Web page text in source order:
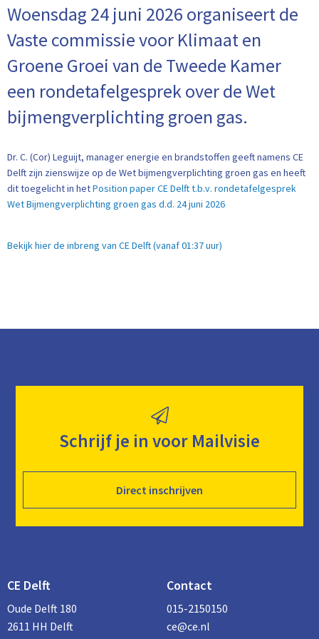
Woensdag 24 juni 2026 organiseert de
Vaste commissie voor Klimaat en
Groene Groei van de Tweede Kamer
een rondetafelgesprek over de Wet
bijmengverplichting groen gas.
Dr. C. (Cor) Leguijt, manager energie en brandstoffen geeft namens CE
Delft zijn zienswijze op de Wet bijmengverplichting groen gas en heeft
dit toegelicht in hetPosition paper CE Delft t.b.v. rondetafelgesprek
Wet Bijmengverplichting groen gas d.d. 24 juni 2026
Bekijk hier de inbreng van CE Delft (vanaf 01:37 uur)
Schrijf je in voor Mailvisie
Direct inschrijven
CE Delft
Oude Delft 180
2611 HH Delft
Contact
015-2150150
ce@ce.nl